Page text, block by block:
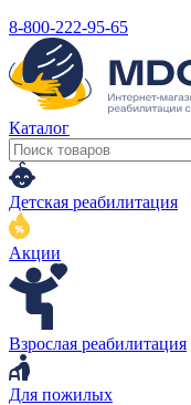
8-800-222-95-65
Каталог
Детская реабилитация
Акции
Взрослая реабилитация
Для пожилых